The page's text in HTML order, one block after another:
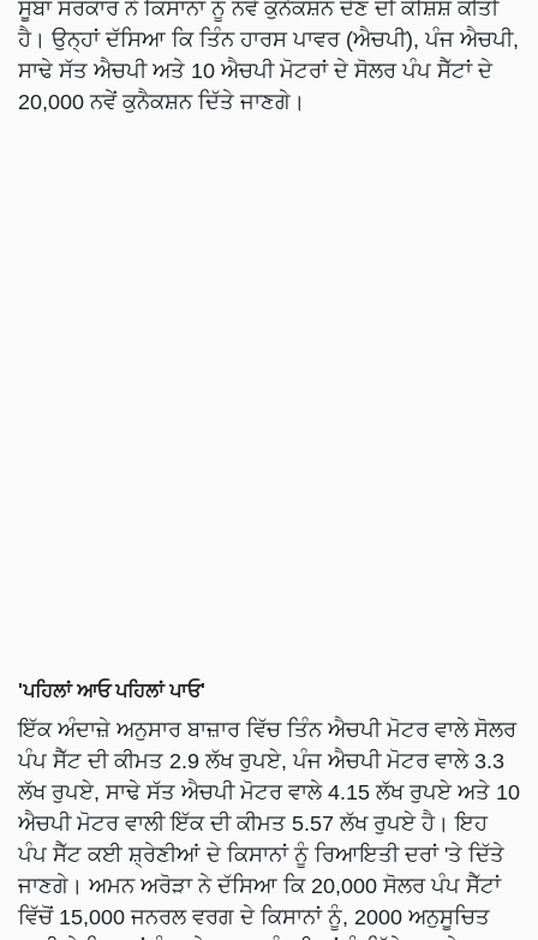
ਸੂਬਾ ਸਰਕਾਰ ਨੇ ਕਿਸਾਨਾਂ ਨੂੰ ਨਵੇਂ ਕੁਨੈਕਸ਼ਨ ਦੇਣ ਦੀ ਕੋਸ਼ਿਸ਼ ਕੀਤੀ
ਹੈ। ਉਨ੍ਹਾਂ ਦੱਸਿਆ ਕਿ ਤਿੰਨ ਹਾਰਸ ਪਾਵਰ (ਐਚਪੀ), ਪੰਜ ਐਚਪੀ,
ਸਾਢੇ ਸੱਤ ਐਚਪੀ ਅਤੇ 10 ਐਚਪੀ ਮੋਟਰਾਂ ਦੇ ਸੋਲਰ ਪੰਪ ਸੈੱਟਾਂ ਦੇ
20,000 ਨਵੇਂ ਕੁਨੈਕਸ਼ਨ ਦਿੱਤੇ ਜਾਣਗੇ।
'ਪਹਿਲਾਂ ਆਓ ਪਹਿਲਾਂ ਪਾਓ'
ਇੱਕ ਅੰਦਾਜ਼ੇ ਅਨੁਸਾਰ ਬਾਜ਼ਾਰ ਵਿੱਚ ਤਿੰਨ ਐਚਪੀ ਮੋਟਰ ਵਾਲੇ ਸੋਲਰ
ਪੰਪ ਸੈੱਟ ਦੀ ਕੀਮਤ 2.9 ਲੱਖ ਰੁਪਏ, ਪੰਜ ਐਚਪੀ ਮੋਟਰ ਵਾਲੇ 3.3
ਲੱਖ ਰੁਪਏ, ਸਾਢੇ ਸੱਤ ਐਚਪੀ ਮੋਟਰ ਵਾਲੇ 4.15 ਲੱਖ ਰੁਪਏ ਅਤੇ 10
ਐਚਪੀ ਮੋਟਰ ਵਾਲੀ ਇੱਕ ਦੀ ਕੀਮਤ 5.57 ਲੱਖ ਰੁਪਏ ਹੈ। ਇਹ
ਪੰਪ ਸੈੱਟ ਕਈ ਸ਼੍ਰੇਣੀਆਂ ਦੇ ਕਿਸਾਨਾਂ ਨੂੰ ਰਿਆਇਤੀ ਦਰਾਂ 'ਤੇ ਦਿੱਤੇ
ਜਾਣਗੇ। ਅਮਨ ਅਰੋੜਾ ਨੇ ਦੱਸਿਆ ਕਿ 20,000 ਸੋਲਰ ਪੰਪ ਸੈੱਟਾਂ
ਵਿੱਚੋਂ 15,000 ਜਨਰਲ ਵਰਗ ਦੇ ਕਿਸਾਨਾਂ ਨੂੰ, 2000 ਅਨੁਸੂਚਿਤ